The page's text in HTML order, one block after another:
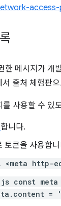
한 메시지가 개
출처 체험판
사용할 수 있
합니다.
토큰을 사용합
<meta http-
js const
=